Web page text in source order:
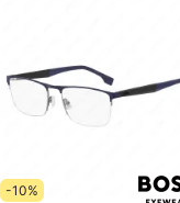
-10%